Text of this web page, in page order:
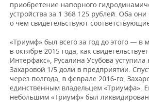
приобретение напорного
устройства за 1 368 125 рублей. Оба
о чем свидетельствуют
«Триумф» был всего за год до этого — в
в октябре 2015 года, как
Интерфакс», Русалина Усубова
Захаровой 1/5 доли в предприятии.
через полгода, в феврале 2016-го,
единственным владельцем «Триумфа».
небольшим «Триумф» был